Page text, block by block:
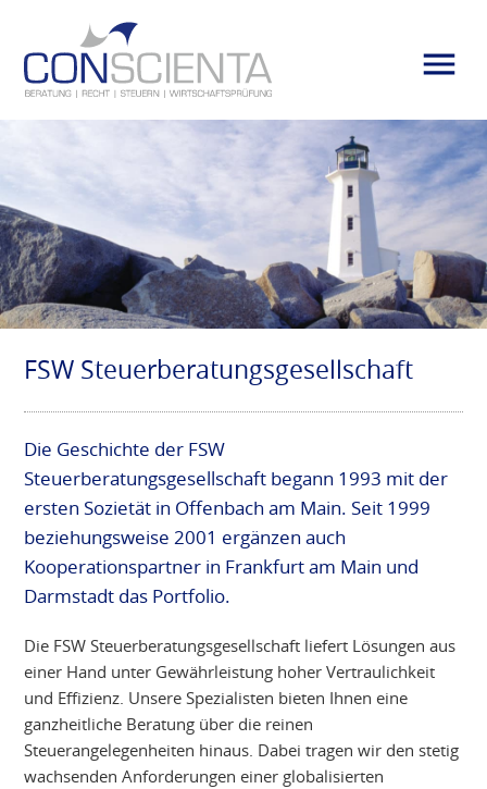
FSW Steuerberatungsgesellschaft
Die Geschichte der FSW
Steuerberatungsgesellschaft begann 1993 mit der
ersten Sozietät in Offenbach am Main. Seit 1999
beziehungsweise 2001 ergänzen auch
Kooperationspartner in Frankfurt am Main und
Darmstadt das Portfolio.
Die FSW Steuerberatungsgesellschaft liefert Lösungen aus
einer Hand unter Gewährleistung hoher Vertraulichkeit
und Effizienz. Unsere Spezialisten bieten Ihnen eine
ganzheitliche Beratung über die reinen
Steuerangelegenheiten hinaus. Dabei tragen wir den stetig
wachsenden Anforderungen einer globalisierten